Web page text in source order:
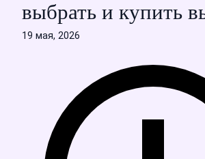
выбрать и купить
19 мая, 2026